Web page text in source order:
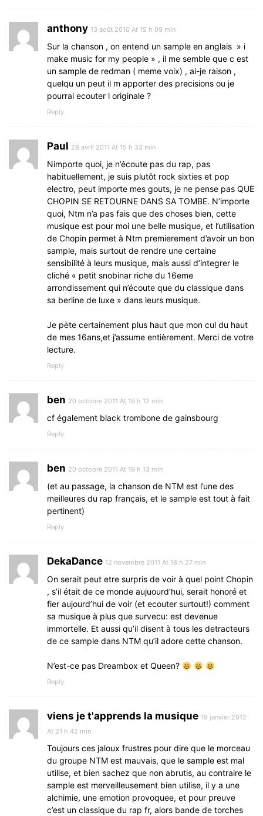
anthony 13 août 2010 At 15 h 09 min
Sur la chanson , on entend un sample en anglais » i
make music for my people » , il me semble que c est
un sample de redman ( meme voix) , ai-je raison ,
quelqu un peut il m apporter des precisions ou je
pourrai ecouter l originale ?
Reply
Paul 28 avril 2011 At 15 h 33 min
Nimporte quoi, je n’écoute pas du rap, pas
habituellement, je suis plutôt rock sixties et pop
electro, peut importe mes gouts, je ne pense pas QUE
CHOPIN SE RETOURNE DANS SA TOMBE. N’importe
quoi, Ntm n’a pas fais que des choses bien, cette
musique est pour moi une belle musique, et l’utilisation
de Chopin permet à Ntm premierement d’avoir un bon
sample, mais surtout de rendre une certaine
sensibilité à leurs musique, mais aussi d’integrer le
cliché « petit snobinar riche du 16eme
arrondissement qui n’écoute que du classique dans
sa berline de luxe » dans leurs musique.
Je pète certainement plus haut que mon cul du haut
de mes 16ans,et j’assume entièrement. Merci de votre
lecture.
Reply
ben 20 octobre 2011 At 19 h 12 min
cf également black trombone de gainsbourg
Reply
ben 20 octobre 2011 At 19 h 13 min
(et au passage, la chanson de NTM est l’une des
meilleures du rap français, et le sample est tout à fait
pertinent)
Reply
DekaDance 12 novembre 2011 At 18 h 27 min
On serait peut etre surpris de voir à quel point Chopin
, s’il était de ce monde aujuourd’hui, serait honoré et
fier aujourd’hui de voir (et ecouter surtout!) comment
sa musique à plus que survecu: est devenue
immortelle. Et aussi qu’il disent à tous les detracteurs
de ce sample dans NTM qu’il adore cette chanson.
N’est-ce pas Dreambox et Queen?
Reply
viens je t'apprends la musique 19 janvier 2012
At 21 h 42 min
Toujours ces jaloux frustres pour dire que le morceau
du groupe NTM est mauvais, que le sample est mal
utilise, et bien sachez que non abrutis, au contraire le
sample est merveilleusement bien utilise, il y a une
alchimie, une emotion provoquee, et pour preuve
c’est un classique du rap fr, alors bande de torches